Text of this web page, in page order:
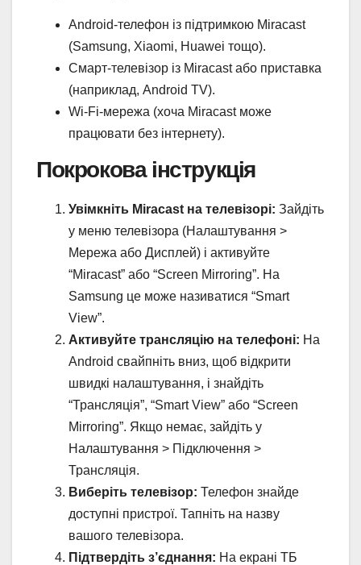
Android-телефон із підтримкою Miracast
(Samsung, Xiaomi, Huawei тощо).
Смарт-телевізор із Miracast або приставка
(наприклад, Android TV).
Wi-Fi-мережа (хоча Miracast може
працювати без інтернету).
Покрокова інструкція
Увімкніть Miracast на телевізорі: Зайдіть
у меню телевізора (Налаштування >
Мережа або Дисплей) і активуйте
“Miracast” або “Screen Mirroring”. На
Samsung це може називатися “Smart
View”.
Активуйте трансляцію на телефоні: На
Android свайпніть вниз, щоб відкрити
швидкі налаштування, і знайдіть
“Трансляція”, “Smart View” або “Screen
Mirroring”. Якщо немає, зайдіть у
Налаштування > Підключення >
Трансляція.
Виберіть телевізор: Телефон знайде
доступні пристрої. Тапніть на назву
вашого телевізора.
Підтвердіть з’єднання: На екрані ТБ